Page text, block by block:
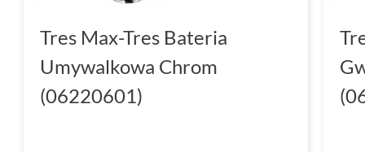
Tres Max-Tres Bateria
Umywalkowa Chrom
(06220601)